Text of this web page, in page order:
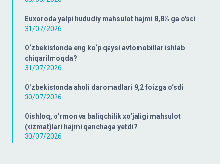
Buxoroda yalpi hududiy mahsulot hajmi 8,8% ga o'sdi
31/07/2026
O‘zbekistonda eng ko‘p qaysi avtomobillar ishlab
chiqarilmoqda?
31/07/2026
Oʻzbekistonda aholi daromadlari 9,2 foizga o‘sdi
30/07/2026
Qishloq, o‘rmon va baliqchilik xo‘jaligi mahsulot
(xizmat)lari hajmi qanchaga yetdi?
30/07/2026